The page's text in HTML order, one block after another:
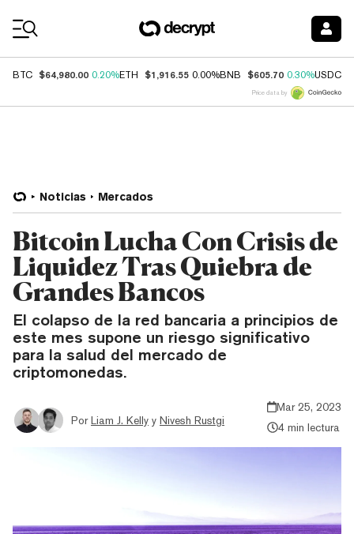
BTC $64,980.00 0.20%ETH $1,916.55 0.00%BNB $605.70 0.30%USDC
Price data by
Noticias Mercados
Bitcoin Lucha Con Crisis de
Liquidez Tras Quiebra de
Grandes Bancos
El colapso de la red bancaria a principios de
este mes supone un riesgo significativo
para la salud del mercado de
criptomonedas.
Por Liam J. Kelly y Nivesh Rustgi
Mar 25, 2023
4 min lectura